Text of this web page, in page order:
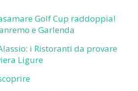
Golf Cup raddoppia!
e Garlenda
i Ristoranti da provare
Ligure